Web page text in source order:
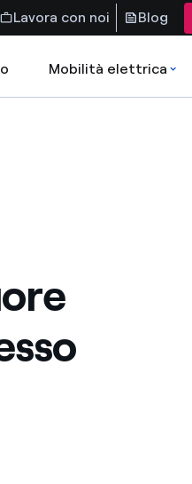
Lavora con noi Blog
Mobilità elettrica